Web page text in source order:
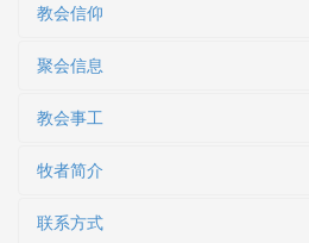
教会信仰
聚会信息
教会事工
牧者简介
联系方式